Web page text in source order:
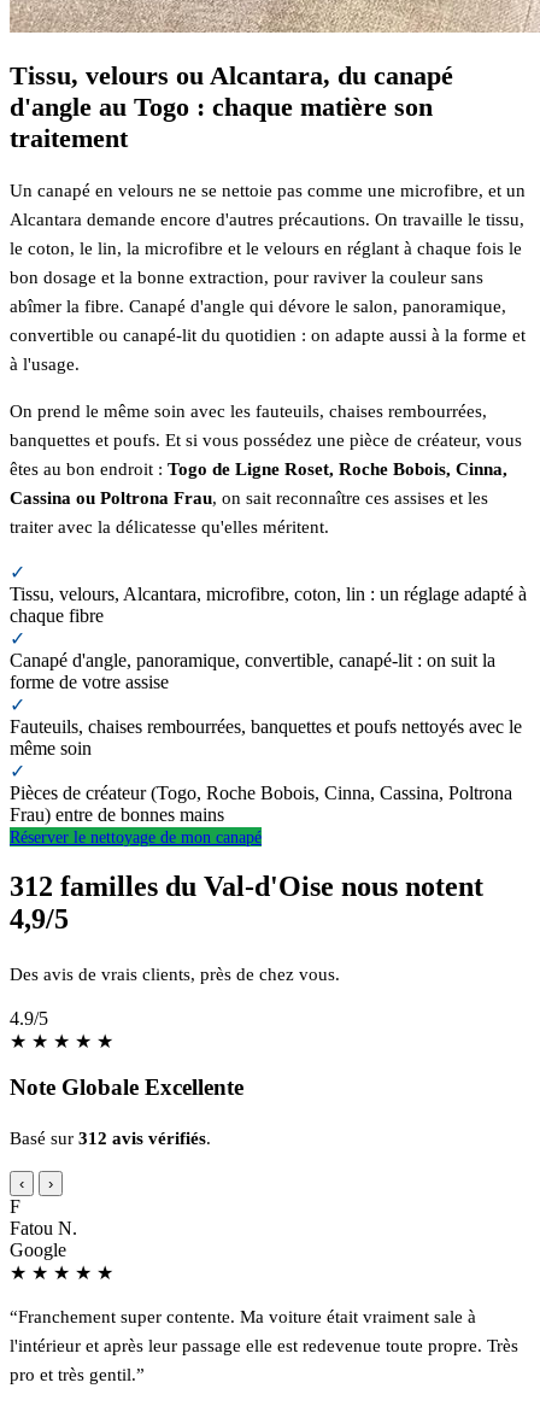
Tissu, velours ou Alcantara, du canapé
d'angle au Togo : chaque matière son
traitement
Un canapé en velours ne se nettoie pas comme une microfibre, et un
Alcantara demande encore d'autres précautions. On travaille le tissu,
le coton, le lin, la microfibre et le velours en réglant à chaque fois le
bon dosage et la bonne extraction, pour raviver la couleur sans
abîmer la fibre. Canapé d'angle qui dévore le salon, panoramique,
convertible ou canapé-lit du quotidien : on adapte aussi à la forme et
à l'usage.
On prend le même soin avec les fauteuils, chaises rembourrées,
banquettes et poufs. Et si vous possédez une pièce de créateur, vous
êtes au bon endroit : Togo de Ligne Roset, Roche Bobois, Cinna,
Cassina ou Poltrona Frau, on sait reconnaître ces assises et les
traiter avec la délicatesse qu'elles méritent.
✓
Tissu, velours, Alcantara, microfibre, coton, lin : un réglage adapté à
chaque fibre
✓
Canapé d'angle, panoramique, convertible, canapé-lit : on suit la
forme de votre assise
✓
Fauteuils, chaises rembourrées, banquettes et poufs nettoyés avec le
même soin
✓
Pièces de créateur (Togo, Roche Bobois, Cinna, Cassina, Poltrona
Frau) entre de bonnes mains
Réserver le nettoyage de mon canapé
312 familles du Val-d'Oise nous notent
4,9/5
Des avis de vrais clients, près de chez vous.
4.9/5
★ ★ ★ ★ ★
Note Globale Excellente
Basé sur 312 avis vérifiés.
‹ ›
F
Fatou N.
Google
★ ★ ★ ★ ★
“Franchement super contente. Ma voiture était vraiment sale à
l'intérieur et après leur passage elle est redevenue toute propre. Très
pro et très gentil.”